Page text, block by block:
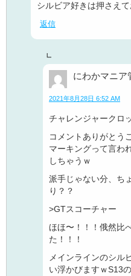
シルビア好きは押さえ
返信
にわかマニア
2021年8月28日 6:52 AM
チャレンジャークロ
コメントありがとう
マーキングって言わ
しちゃうｗ
派手じゃない分、ち
り？？
>GTスコーチャー
ほほ〜！！！俄然比
た！！！
メインラインのシル
い浮かびますｗS13の